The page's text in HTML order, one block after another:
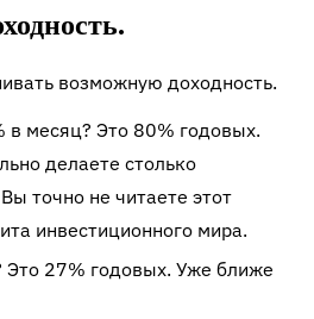
возможную доходность.
в месяц? Это 80% годовых.
делаете столько
точно не читаете этот
инвестиционного мира.
Это 27% годовых. Уже ближе